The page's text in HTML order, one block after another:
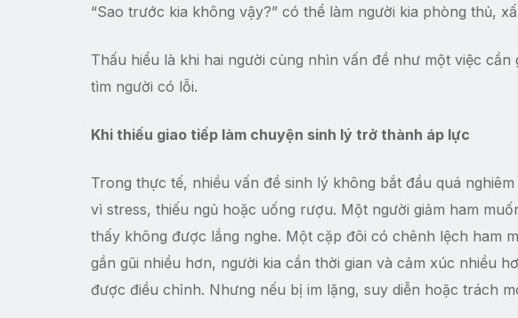
“Sao trước kia không vậy?” có thể làm người kia phòng thủ,
Thấu hiểu là khi hai người cùng nhìn vấn đề như một việc
tìm người có lỗi.
Khi thiếu giao tiếp làm chuyện sinh lý trở thành áp lực
Trong thực tế, nhiều vấn đề sinh lý không bắt đầu quá
vì stress, thiếu ngủ hoặc uống rượu. Một người giảm ham
thấy không được lắng nghe. Một cặp đôi có chênh lệch ham
gần gũi nhiều hơn, người kia cần thời gian và cảm xúc nhiều
được điều chỉnh. Nhưng nếu bị im lặng, suy diễn hoặc trách